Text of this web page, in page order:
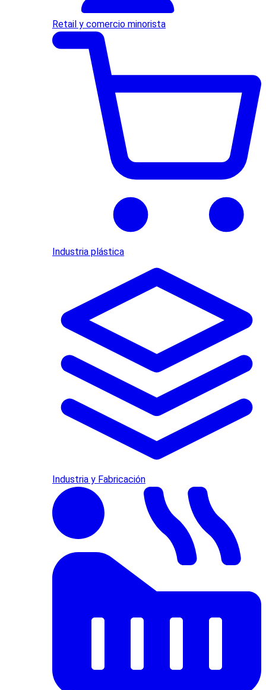
Retail y comercio minorista
Industria plástica
Industria y Fabricación